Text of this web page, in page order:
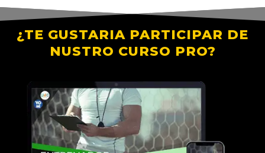
¿TE GUSTARIA PARTICIPAR DE
NUSTRO CURSO PRO?